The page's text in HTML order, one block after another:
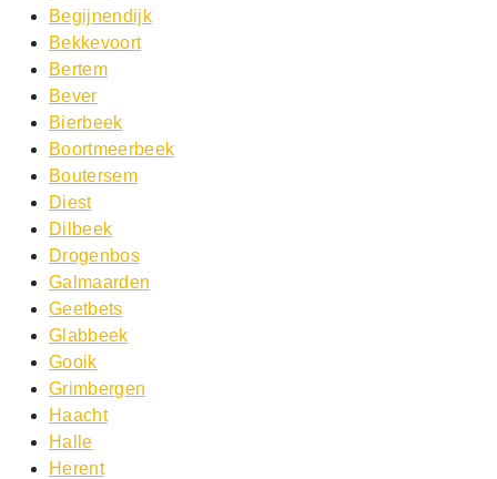
Begijnendijk
Bekkevoort
Bertem
Bever
Bierbeek
Boortmeerbeek
Boutersem
Diest
Dilbeek
Drogenbos
Galmaarden
Geetbets
Glabbeek
Gooik
Grimbergen
Haacht
Halle
Herent